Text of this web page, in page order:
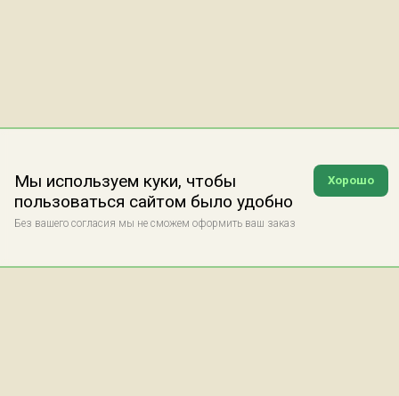
Хорошо
Мы используем куки, чтобы
пользоваться сайтом было удобно
Без вашего согласия мы не сможем оформить ваш заказ